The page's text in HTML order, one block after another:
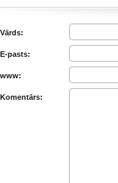
Vārds:
E-pasts:
www:
Komentārs: